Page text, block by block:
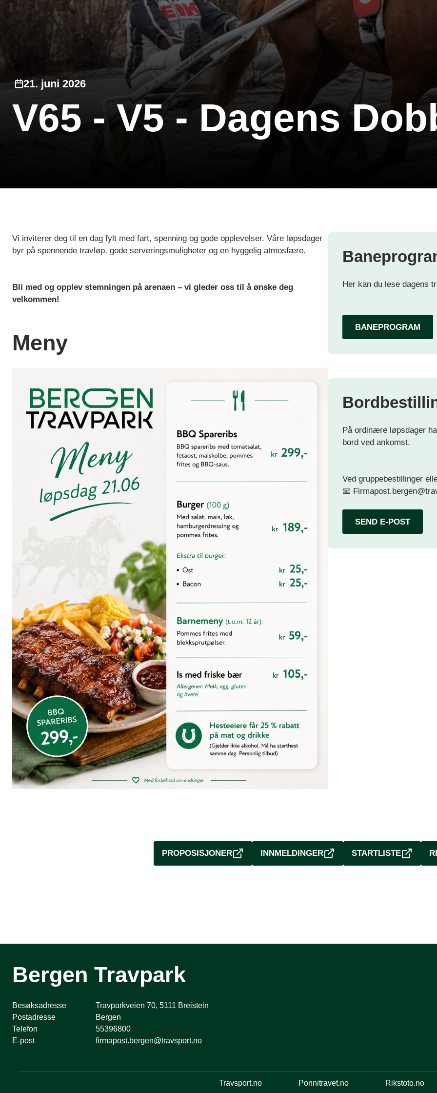
21. juni 2026
V65 - V5 - Dagens
Vi inviterer deg til en dag fylt med fart, spenning og gode opplevelser. Våre løpsdager
byr på spennende travløp, gode serveringsmuligheter og en hyggelig atmosfære.
Bli med og opplev stemningen på arenaen – vi gleder oss til å ønske deg
velkommen!
Meny
Her kan du lese dagens
BANEPROGRAM
På ordinære løpsdager
bord ved ankomst.
Ved gruppebestillinger
📧
SEND E-POST
PROPOSISJONER INNMELDINGER STARTLISTE
Bergen Travpark
Besøksadresse
Travparkveien 70, 5111 Breistein
Postadresse
Bergen
Telefon
55396800
E-post
firmapost.bergen@travsport.no
Travsport.no Ponnitravet.no Rikstoto.no